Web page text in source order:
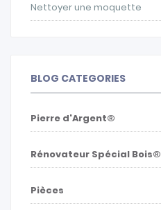
Nettoyer une moquette
BLOG CATEGORIES
Pierre d'Argent®
Rénovateur Spécial Bois®
Pièces